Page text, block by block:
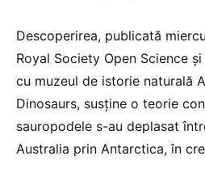
Descoperirea, publicată
Royal Society Open Science
cu muzeul de istorie naturală
Dinosaurs, susţine o teorie
sauropodele s-au deplasat
Australia prin Antarctica, în